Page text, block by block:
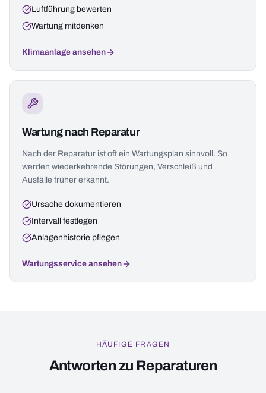
Luftführung bewerten
Wartung mitdenken
Klimaanlage ansehen
Wartung nach Reparatur
Nach der Reparatur ist oft ein Wartungsplan sinnvoll. So
werden wiederkehrende Störungen, Verschleiß und
Ausfälle früher erkannt.
Ursache dokumentieren
Intervall festlegen
Anlagenhistorie pflegen
Wartungsservice ansehen
HÄUFIGE FRAGEN
Antworten zu Reparaturen